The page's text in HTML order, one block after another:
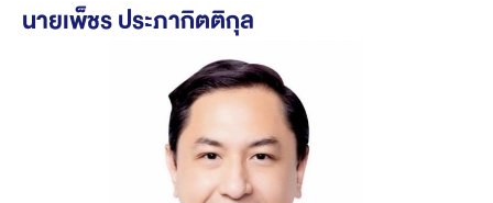
นายเพ็ชร ประภากิตติกุล